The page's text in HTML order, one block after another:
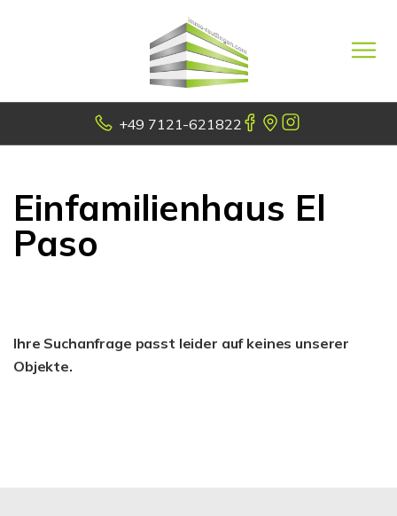
+49 7121-621822
Einfamilienhaus El
Paso
Ihre Suchanfrage passt leider auf keines unserer
Objekte.